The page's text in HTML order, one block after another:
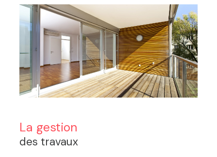
La gestion
des travaux